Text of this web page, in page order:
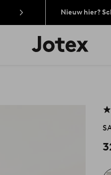
Nieuw hier?
Jotex
logo